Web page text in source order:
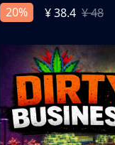
20%
¥ 38.4 ¥ 48